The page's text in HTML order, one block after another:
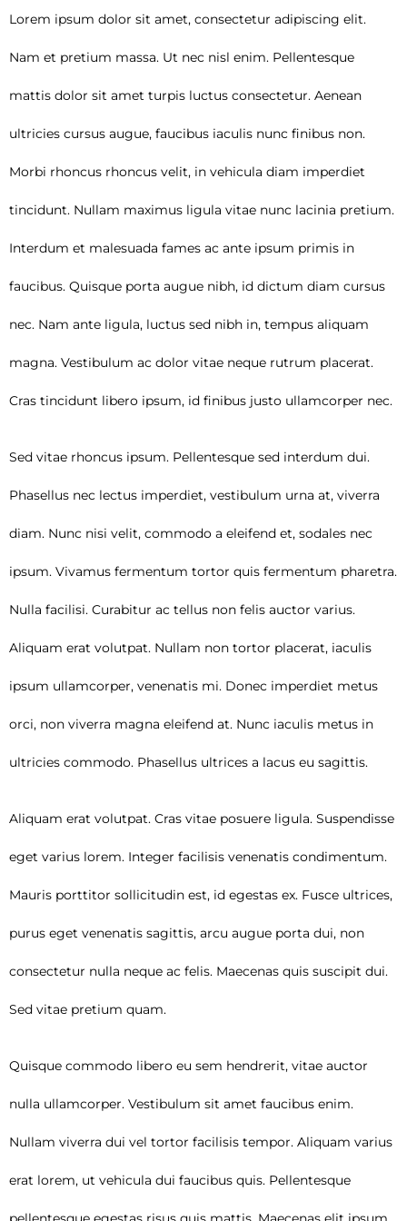
Lorem ipsum dolor sit amet, consectetur adipiscing elit.
Nam et pretium massa. Ut nec nisl enim. Pellentesque
mattis dolor sit amet turpis luctus consectetur. Aenean
ultricies cursus augue, faucibus iaculis nunc finibus non.
Morbi rhoncus rhoncus velit, in vehicula diam imperdiet
tincidunt. Nullam maximus ligula vitae nunc lacinia pretium.
Interdum et malesuada fames ac ante ipsum primis in
faucibus. Quisque porta augue nibh, id dictum diam cursus
nec. Nam ante ligula, luctus sed nibh in, tempus aliquam
magna. Vestibulum ac dolor vitae neque rutrum placerat.
Cras tincidunt libero ipsum, id finibus justo ullamcorper nec.
Sed vitae rhoncus ipsum. Pellentesque sed interdum dui.
Phasellus nec lectus imperdiet, vestibulum urna at, viverra
diam. Nunc nisi velit, commodo a eleifend et, sodales nec
ipsum. Vivamus fermentum tortor quis fermentum pharetra.
Nulla facilisi. Curabitur ac tellus non felis auctor varius.
Aliquam erat volutpat. Nullam non tortor placerat, iaculis
ipsum ullamcorper, venenatis mi. Donec imperdiet metus
orci, non viverra magna eleifend at. Nunc iaculis metus in
ultricies commodo. Phasellus ultrices a lacus eu sagittis.
Aliquam erat volutpat. Cras vitae posuere ligula. Suspendisse
eget varius lorem. Integer facilisis venenatis condimentum.
Mauris porttitor sollicitudin est, id egestas ex. Fusce ultrices,
purus eget venenatis sagittis, arcu augue porta dui, non
consectetur nulla neque ac felis. Maecenas quis suscipit dui.
Sed vitae pretium quam.
Quisque commodo libero eu sem hendrerit, vitae auctor
nulla ullamcorper. Vestibulum sit amet faucibus enim.
Nullam viverra dui vel tortor facilisis tempor. Aliquam varius
erat lorem, ut vehicula dui faucibus quis. Pellentesque